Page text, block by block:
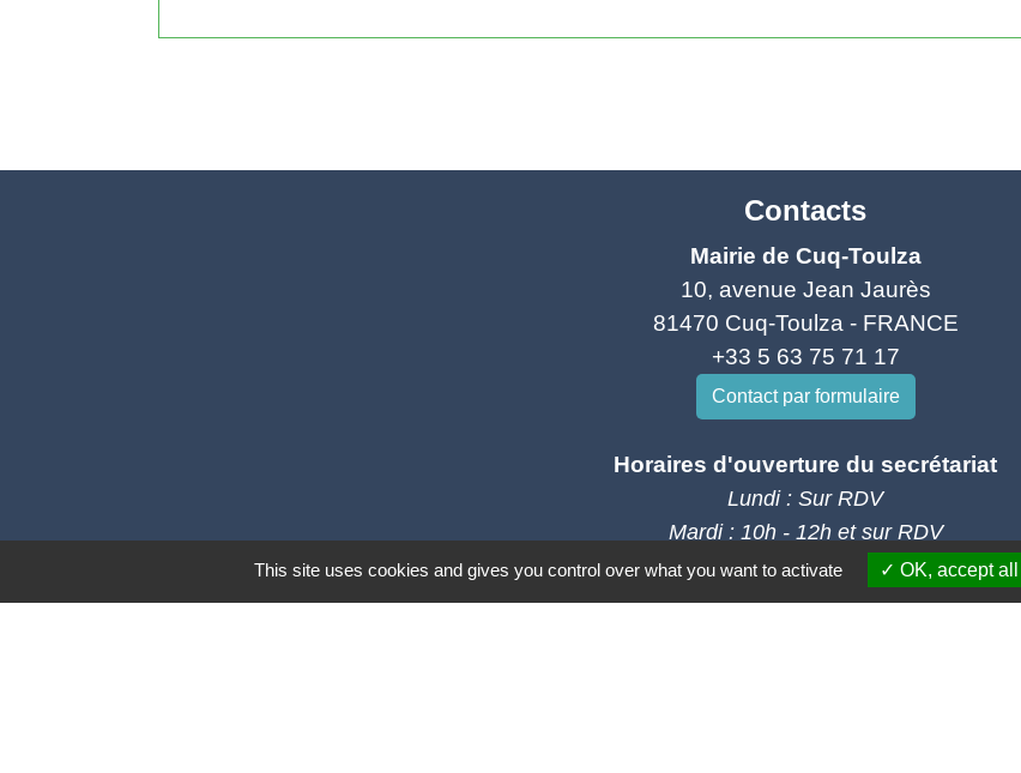
Contacts
Mairie de Cuq-Toulza
10, avenue Jean Jaurès
81470 Cuq-Toulza - FRANCE
+33 5 63 75 71 17
Contact par formulaire
Horaires d'ouverture du secrétariat
Lundi : Sur RDV
Mardi : 10h - 12h et sur RDV
Jeudi : 10h - 12h et 16h30 - 18h30
Vendredi : 10h - 12h et sur RDV
This site uses cookies and gives you control over what you want to activate OK, accept all